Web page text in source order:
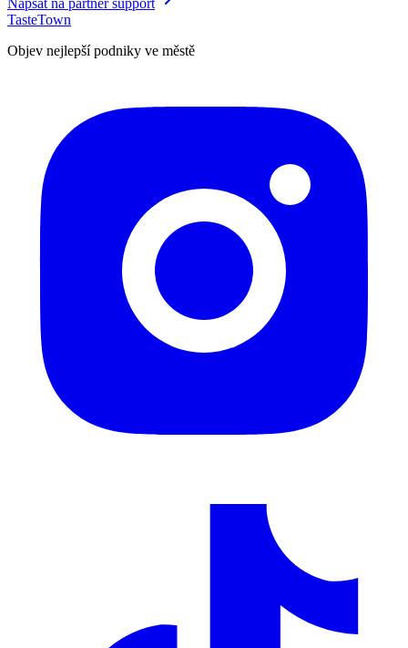
Napsat na partner support
TasteTown
Objev nejlepší podniky ve městě